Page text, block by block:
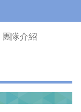
團隊介紹